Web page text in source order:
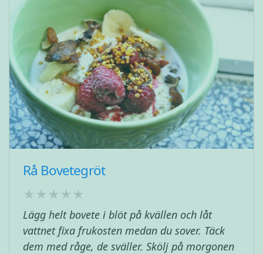
Rå Bovetegröt
Lägg helt bovete i blöt på kvällen och låt
vattnet fixa frukosten medan du sover. Täck
dem med råge, de sväller. Skölj på morgonen